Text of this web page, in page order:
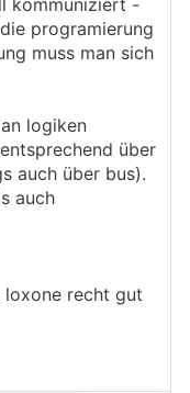
kommuniziert -
programierung
muss man sich
logiken
über
auch über bus).
auch
loxone recht gut